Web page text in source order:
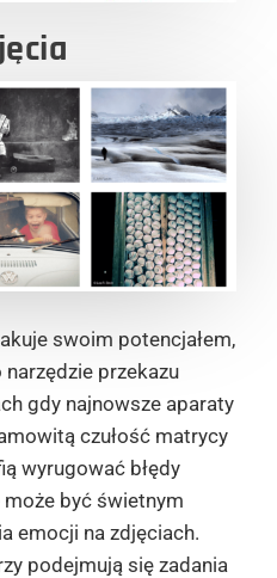
swoim potencjałem,
przekazu
gdy najnowsze aparaty
czułość matrycy
wyrugować błędy
być świetnym
emocji na zdjęciach.
podejmują się zadania